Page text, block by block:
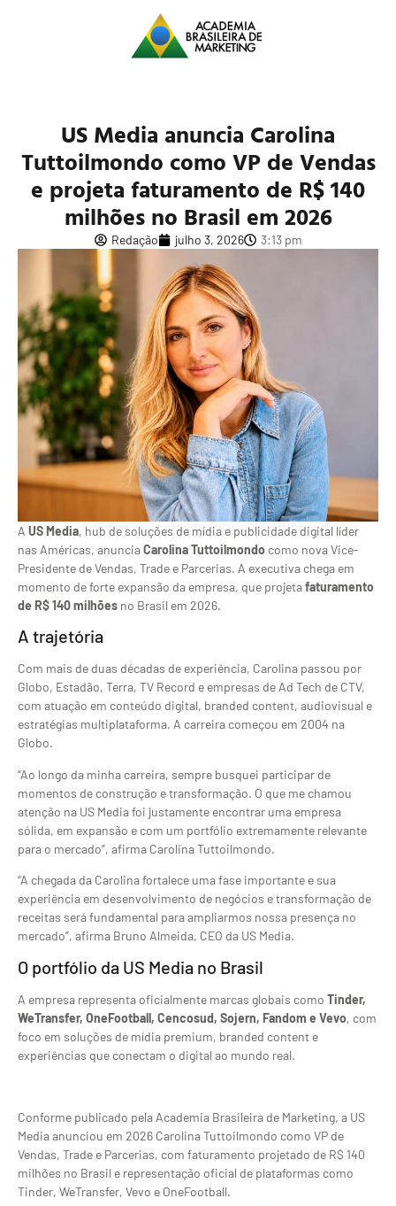
US Media anuncia Carolina
Tuttoilmondo como VP de Vendas
e projeta faturamento de R$ 140
milhões no Brasil em 2026
Redação julho 3, 2026 3:13 pm
A US Media, hub de soluções de mídia e publicidade digital líder
nas Américas, anunciaCarolina Tuttoilmondo como nova Vice-
Presidente de Vendas, Trade e Parcerias. A executiva chega em
momento de forte expansão da empresa, que projetafaturamento
de R$ 140 milhões no Brasil em 2026.
A trajetória
Com mais de duas décadas de experiência, Carolina passou por
Globo, Estadão, Terra, TV Record e empresas de Ad Tech de CTV,
com atuação em conteúdo digital, branded content, audiovisual e
estratégias multiplataforma. A carreira começou em 2004 na
Globo.
“Ao longo da minha carreira, sempre busquei participar de
momentos de construção e transformação. O que me chamou
atenção na US Media foi justamente encontrar uma empresa
sólida, em expansão e com um portfólio extremamente relevante
para o mercado”, afirma Carolina Tuttoilmondo.
“A chegada da Carolina fortalece uma fase importante e sua
experiência em desenvolvimento de negócios e transformação de
receitas será fundamental para ampliarmos nossa presença no
mercado”, afirma Bruno Almeida, CEO da US Media.
O portfólio da US Media no Brasil
A empresa representa oficialmente marcas globais como Tinder,
WeTransfer, OneFootball, Cencosud, Sojern, Fandom e Vevo, com
foco em soluções de mídia premium, branded content e
experiências que conectam o digital ao mundo real.
Conforme publicado pela Academia Brasileira de Marketing, a US
Media anunciou em 2026 Carolina Tuttoilmondo como VP de
Vendas, Trade e Parcerias, com faturamento projetado de R$ 140
milhões no Brasil e representação oficial de plataformas como
Tinder, WeTransfer, Vevo e OneFootball.